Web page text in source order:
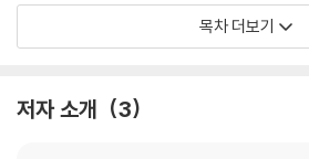
북, 인스타그램, 트위터에 콘텐츠를 제공하면
대신 생산해주는 것이다. 우리는 이렇게 무급
락하고 있다.
간 자본주의의 꿈 | 네트워크는 자본주의의 아
추억을 파는 허쉬 초콜릿 | 전쟁과 정부가 만든
목차 더보기
저자 소개 3